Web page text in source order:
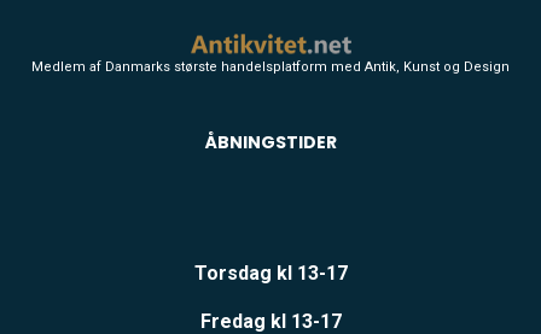
Medlem af Danmarks største handelsplatform med Antik, Kunst og Design
ÅBNINGSTIDER
Torsdag kl 13-17
Fredag kl 13-17